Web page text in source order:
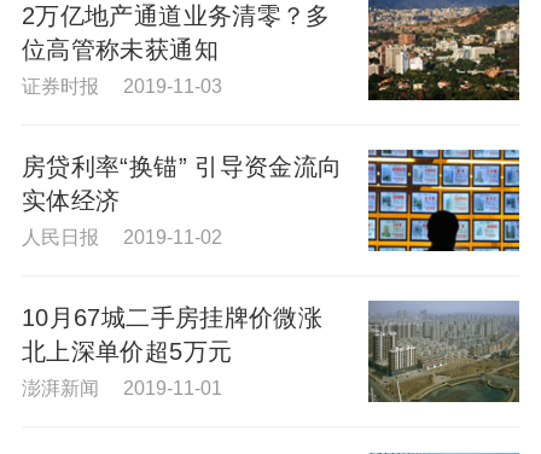
2万亿地产通道业务清零？多
位高管称未获通知
证券时报 2019-11-03
房贷利率“换锚” 引导资金流向
实体经济
人民日报 2019-11-02
10月67城二手房挂牌价微涨
北上深单价超5万元
澎湃新闻 2019-11-01